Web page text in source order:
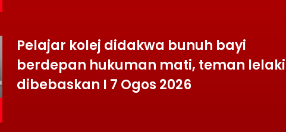
Pelajar kolej didakwa bunuh bayi
berdepan hukuman mati, teman lelaki
dibebaskan I 7 Ogos 2026